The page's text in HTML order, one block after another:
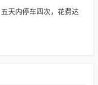
天内停车四次，花费达